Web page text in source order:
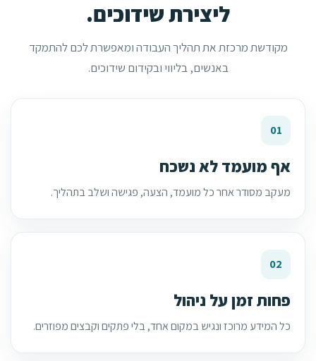
ליצירת שידוכים.
מקודשת מרכזת את תהליך העבודה ומאפשרת לכם להתמקד
באנשים, בליווי ובקידום שידוכים.
01
אף מועמד לא נשכח
מעקב מסודר אחר כל מועמד, הצעה, פגישה ושלב בתהליך.
02
פחות זמן על ניהול
כל המידע מרוכז ונגיש במקום אחד, בלי פתקים וקבצים מפוזרים.